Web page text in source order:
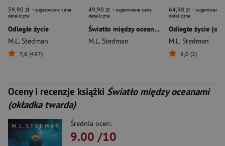
59,90 zł - sugerowana cena
detaliczna
Odległe życie
M.L. Stedman
7,6 (497)
49,90 zł - sugerowana cena
detaliczna
Światło między oceanami (okładka miękka)
M.L. Stedman
64,90 zł - sugerowana
detaliczna
M.L. Stedman
9,0 (2)
Oceny i recenzje książki Światło między oceanami
(okładka twarda)
Średnia ocen:
9.00 /10